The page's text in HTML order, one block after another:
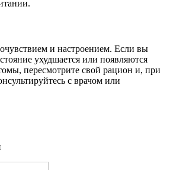
и настроением. Если вы
ухудшается или появляются
пересмотрите свой рацион и, при
с врачом или